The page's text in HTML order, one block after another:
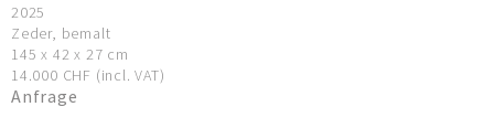
2025
Zeder, bemalt
145 x 42 x 27 cm
14.000 CHF (incl. VAT)
Anfrage